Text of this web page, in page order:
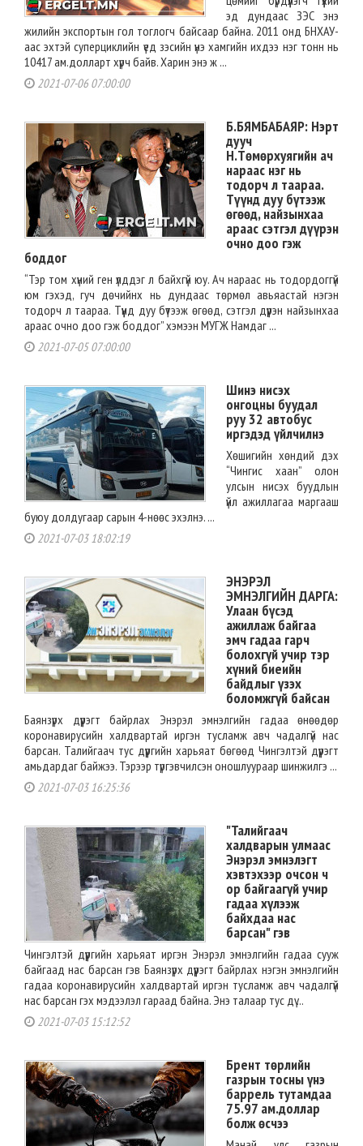
эд дундаас ЗЭС энэ
жилийн экспортын гол тоглогч байсаар байна. 2011 онд БНХАУ-
аас эхтэй суперциклийн үед зэсийн үнэ хамгийн ихдээ нэг тонн нь
10417 ам.долларт хүрч байв. Харин энэ ж ...
2021-07-06 07:00:00
Б.БЯМБАБАЯР: Нэрт
дууч
Н.Төмөрхуягийн ач
нараас нэг нь
тодорч л таараа.
Түүнд дуу бүтээж
өгөөд, найзынхаа
араас сэтгэл дүүрэн
очно доо гэж
боддог
“Тэр том хүний ген үлддэг л байхгүй юу. Ач нараас нь тодордоггүй
юм гэхэд, гуч дөчийнх нь дундаас төрмөл авьяастай нэгэн
тодорч л таараа. Түүнд дуу бүтээж өгөөд, сэтгэл дүүрэн найзынхаа
араас очно доо гэж боддог” хэмээн МУГЖ Намдаг ...
2021-07-05 07:00:00
Шинэ нисэх
онгоцны буудал
руу 32 автобус
иргэдэд үйлчилнэ
Хөшигийн хөндий дэх
“Чингис хаан” олон
улсын нисэх буудлын
үйл ажиллагаа маргааш
буюу долдугаар сарын 4-нөөс эхэлнэ. ...
2021-07-03 18:02:19
ЭНЭРЭЛ
ЭМНЭЛГИЙН ДАРГА:
Улаан бүсэд
ажиллаж байгаа
эмч гадаа гарч
болохгүй учир тэр
хүний биеийн
байдлыг үзэх
боломжгүй байсан
Баянзүрх дүүрэгт байрлах Энэрэл эмнэлгийн гадаа өнөөдөр
коронавирусийн халдвартай иргэн тусламж авч чадалгүй нас
барсан. Талийгаач тус дүүргийн харьяат бөгөөд Чингэлтэй дүүрэгт
амьдардаг байжээ. Тэрээр түргэвчилсэн оношлуураар шинжилгэ ...
2021-07-03 16:25:36
"Талийгаач
халдварын улмаас
Энэрэл эмнэлэгт
хэвтэхээр очсон ч
ор байгаагүй учир
гадаа хүлээж
байхдаа нас
барсан" гэв
Чингэлтэй дүүргийн харьяат иргэн Энэрэл эмнэлгийн гадаа сууж
байгаад нас барсан гэв Баянзүрх дүүрэгт байрлах нэгэн эмнэлгийн
гадаа коронавирусийн халдвартай иргэн тусламж авч чадалгүй
нас барсан гэх мэдээлэл гараад байна. Энэ талаар тус дү ...
2021-07-03 15:12:52
Брент төрлийн
газрын тосны үнэ
баррель тутамдаа
75.97 ам.доллар
болж өсчээ